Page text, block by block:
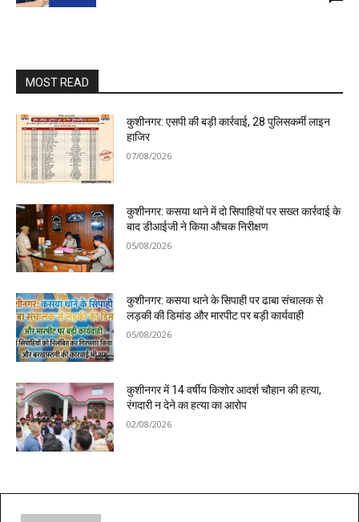
MOST READ
कुशीनगर: एसपी की बड़ी कार्रवाई, 28 पुलिसकर्मी लाइन
हाजिर
07/08/2026
कुशीनगर: कसया थाने में दो सिपाहियों पर सख्त कार्रवाई के
बाद डीआईजी ने किया औचक निरीक्षण
05/08/2026
कुशीनगर: कसया थाने के सिपाही पर ढाबा संचालक से
लड़की की डिमांड और मारपीट पर बड़ी कार्यवाही
05/08/2026
कुशीनगर में 14 वर्षीय किशोर आदर्श चौहान की हत्या,
रंगदारी न देने का हत्या का आरोप
02/08/2026